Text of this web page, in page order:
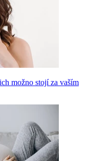
možno stojí za vaším